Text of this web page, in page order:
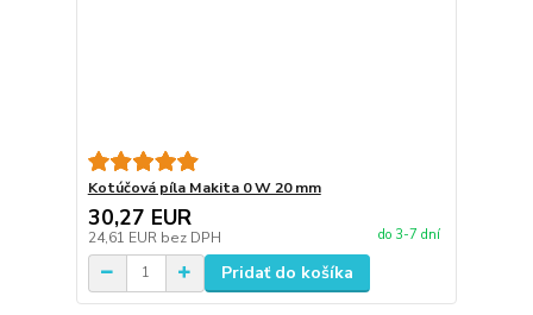
Kotúčová píla Makita 0 W 20 mm
30,27 EUR
24,61 EUR bez DPH do 3-7 dní
Pridať do košíka